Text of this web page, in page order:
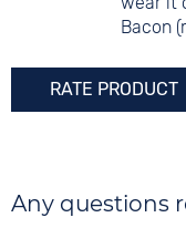
Bacon
RATE PRODUCT
Any questions